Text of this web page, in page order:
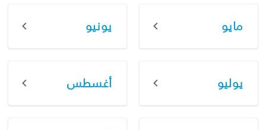
مايو يونيو
يوليو أغسطس